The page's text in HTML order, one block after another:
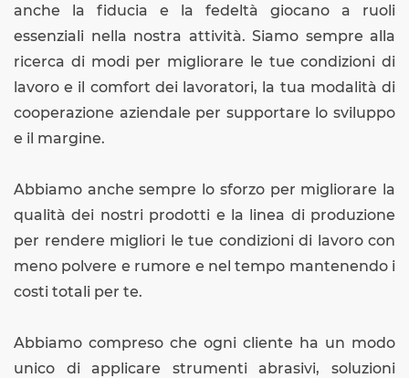
anche la fiducia e la fedeltà giocano a ruoli
essenziali nella nostra attività. Siamo sempre alla
ricerca di modi per migliorare le tue condizioni di
lavoro e il comfort dei lavoratori, la tua modalità di
cooperazione aziendale per supportare lo sviluppo
e il margine.
Abbiamo anche sempre lo sforzo per migliorare la
qualità dei nostri prodotti e la linea di produzione
per rendere migliori le tue condizioni di lavoro con
meno polvere e rumore e nel tempo mantenendo i
costi totali per te.
Abbiamo compreso che ogni cliente ha un modo
unico di applicare strumenti abrasivi, soluzioni